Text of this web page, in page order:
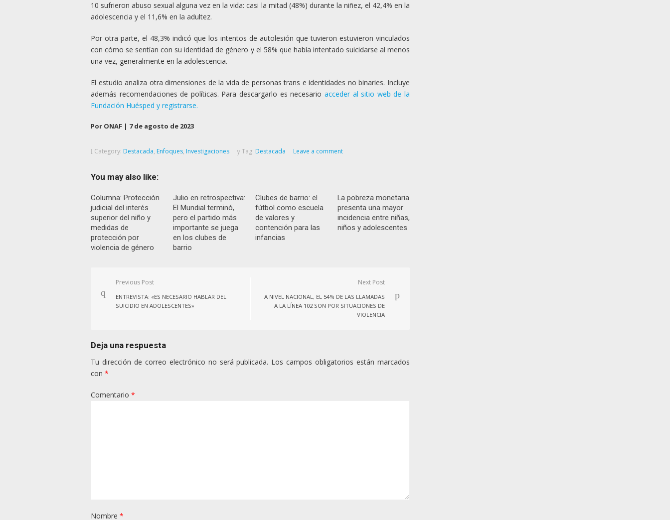
10 sufrieron abuso sexual alguna vez en la vida: casi la mitad (48%) durante la niñez, el 42,4% en la
adolescencia y el 11,6% en la adultez.
Por otra parte, el 48,3% indicó que los intentos de autolesión que tuvieron estuvieron vinculados
con cómo se sentían con su identidad de género y el 58% que había intentado suicidarse al menos
una vez, generalmente en la adolescencia.
El estudio analiza otra dimensiones de la vida de personas trans e identidades no binaries. Incluye
además recomendaciones de políticas. Para descargarlo es necesario acceder al sitio web de la
Fundación Huésped y registrarse.
Por ONAF | 7 de agosto de 2023
Category: Destacada, Enfoques, Investigaciones Tag: Destacada Leave a comment
You may also like:
Columna: Protección
judicial del interés
superior del niño y
medidas de
protección por
violencia de género
Julio en retrospectiva:
El Mundial terminó,
pero el partido más
importante se juega
en los clubes de
barrio
Clubes de barrio: el
fútbol como escuela
de valores y
contención para las
infancias
La pobreza monetaria
presenta una mayor
incidencia entre niñas,
niños y adolescentes
Navegación
de
entradas
Previous Post
ENTREVISTA: «ES NECESARIO HABLAR DEL
SUICIDIO EN ADOLESCENTES»
Next Post
A NIVEL NACIONAL, EL 54% DE LAS LLAMADAS
A LA LÍNEA 102 SON POR SITUACIONES DE
VIOLENCIA
Deja una respuesta
Tu dirección de correo electrónico no será publicada. Los campos obligatorios están marcados
con *
Comentario *
Nombre *